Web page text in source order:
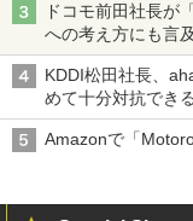
ドコモ前田社長が
への考え方にも言及
KDDI松田社長、
めて十分対抗できる
Amazonで「